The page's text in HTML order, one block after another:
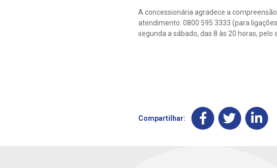
A concessionária agradece a
atendimento: 0800 595 3333 (para
segunda a sábado, das 8 às 20 horas, pelo
Compartilhar: